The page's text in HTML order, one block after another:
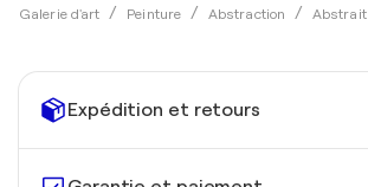
Galerie d'art Peinture Abstraction Abstrait
Expédition et retours